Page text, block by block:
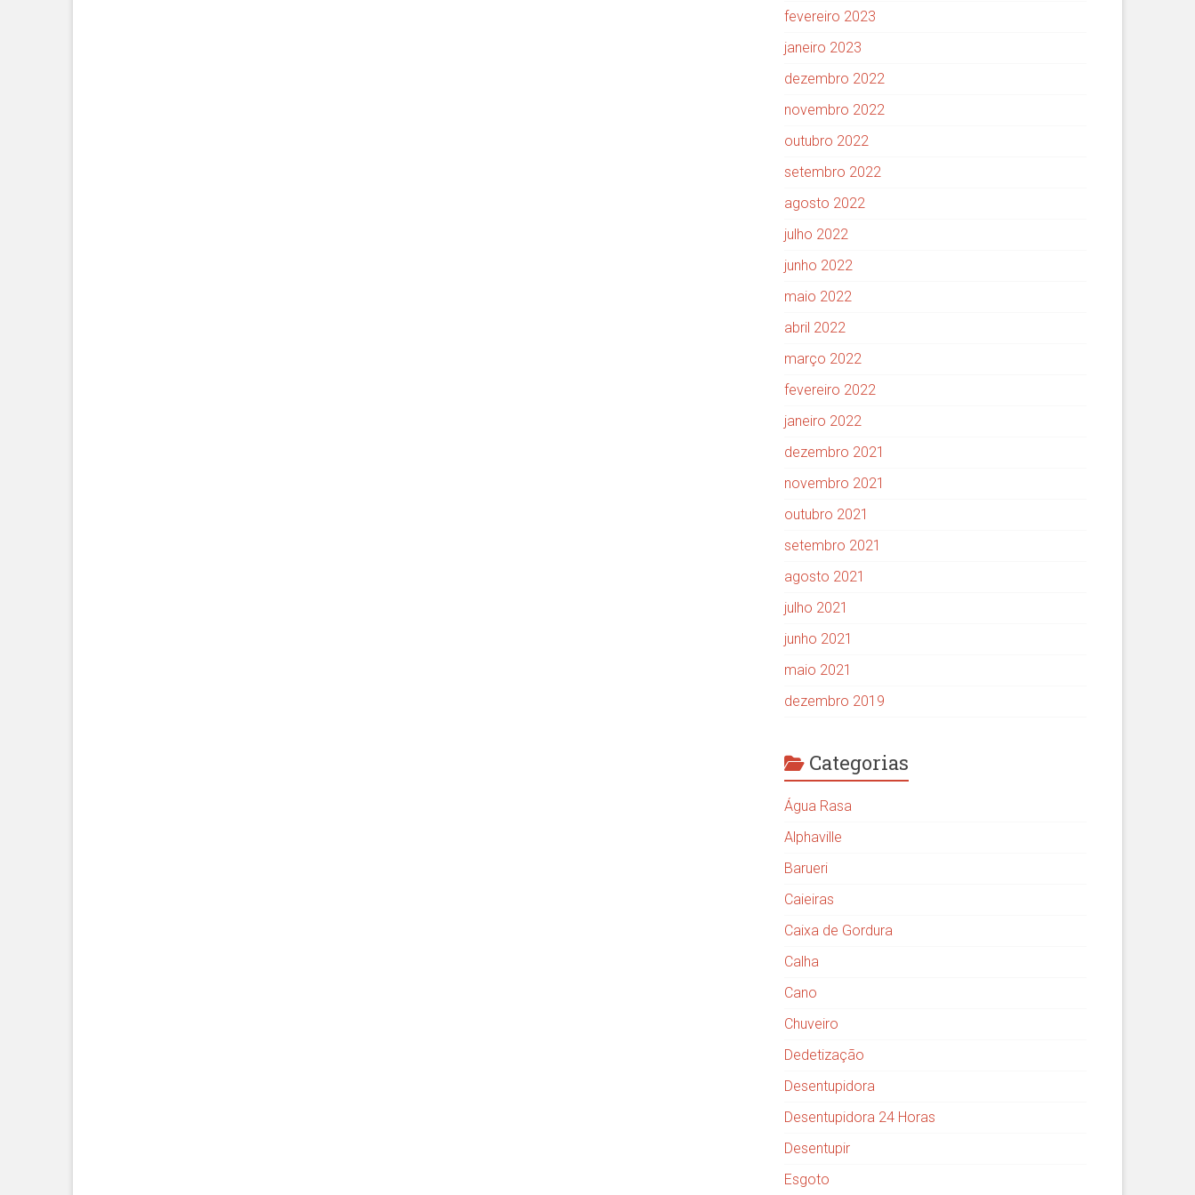
fevereiro 2023
janeiro 2023
dezembro 2022
novembro 2022
outubro 2022
setembro 2022
agosto 2022
julho 2022
junho 2022
maio 2022
abril 2022
março 2022
fevereiro 2022
janeiro 2022
dezembro 2021
novembro 2021
outubro 2021
setembro 2021
agosto 2021
julho 2021
junho 2021
maio 2021
dezembro 2019
Categorias
Água Rasa
Alphaville
Barueri
Caieiras
Caixa de Gordura
Calha
Cano
Chuveiro
Dedetização
Desentupidora
Desentupidora 24 Horas
Desentupir
Esgoto